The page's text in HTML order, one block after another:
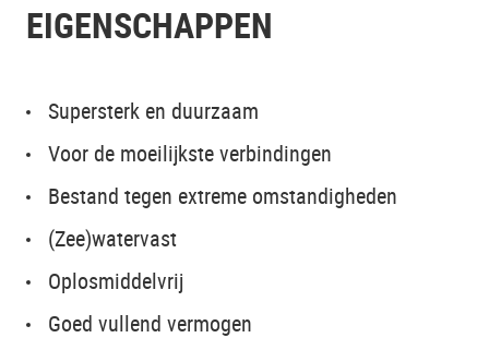
EIGENSCHAPPEN
Supersterk en duurzaam
Voor de moeilijkste verbindingen
Bestand tegen extreme omstandigheden
(Zee)watervast
Oplosmiddelvrij
Goed vullend vermogen